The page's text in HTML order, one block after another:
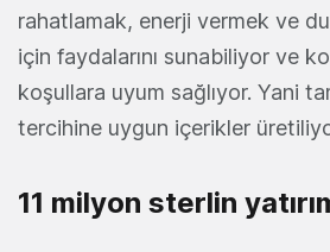
rahatlamak, enerji vermek ve
için faydalarını sunabiliyor ve
koşullara uyum sağlıyor. Yani
tercihine uygun içerikler
11 milyon sterlin